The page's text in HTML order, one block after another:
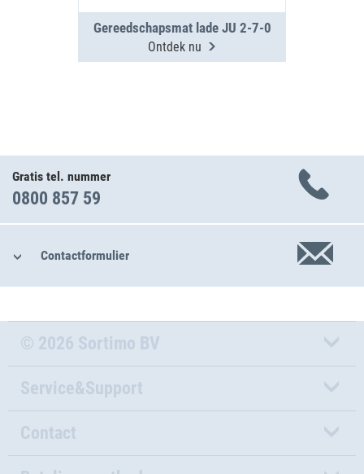
Gereedschapsmat lade JU 2-7-0
Ontdek nu
Gratis tel. nummer
0800 857 59
Contactformulier
© 2026 Sortimo BV
Service&Support
Contact